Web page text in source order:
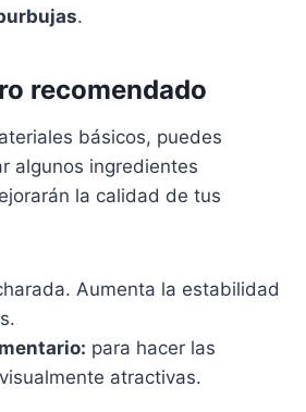
.
recomendado
básicos, puedes
algunos ingredientes
la calidad de tus
Aumenta la estabilidad
para hacer las
atractivas.